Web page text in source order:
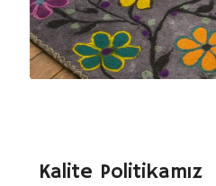
Kalite Politikamız